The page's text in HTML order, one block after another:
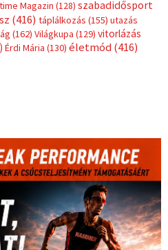
Magazin (128) szabadidősport
(416) táplálkozás (155) utazás
(162) Világkupa (129) vitorlázás
Érdi Mária (130) életmód(416)